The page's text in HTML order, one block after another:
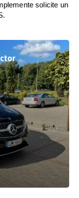
solicite un